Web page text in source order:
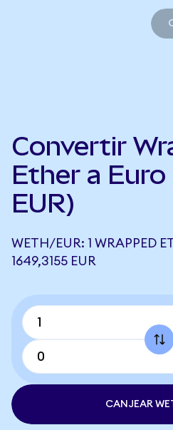
Convertir
Ether a Euro
EUR)
WETH/EUR: 1 WRAPPED
1649,3155 EUR
CANJEAR